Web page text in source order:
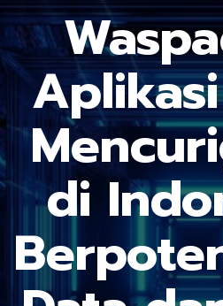
di